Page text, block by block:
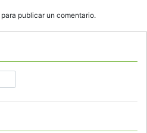
para publicar un comentario.